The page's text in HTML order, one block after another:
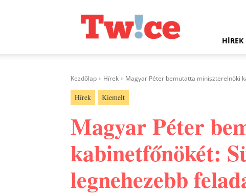
HÍREK
Kezdőlap Hírek Magyar Péter bemutatta miniszterelnöki
Hírek Kiemelt
Magyar Péter
kabinetfőnökét:
legnehezebb